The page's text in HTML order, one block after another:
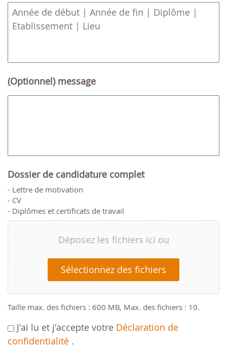
MM
slash
(Optionnel) message
Dossier de candidature complet
- Lettre de motivation
- CV
- Diplômes et certificats de travail
Déposez les fichiers ici ou
Sélectionnez des fichiers
Taille max. des fichiers : 600 MB, Max. des fichiers : 10.
J'ai lu et j'accepte votre Déclaration de
confidentialité .